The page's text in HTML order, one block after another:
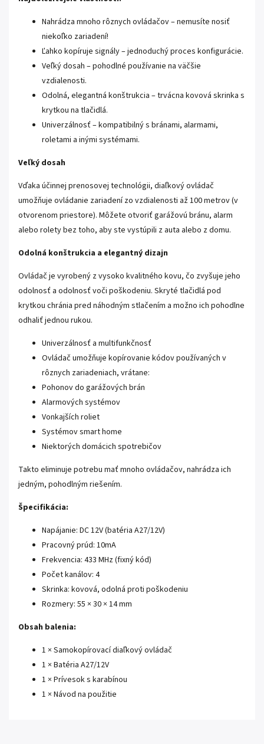
Nahrádza mnoho rôznych ovládačov – nemusíte nosiť
niekoľko zariadení!
Ľahko kopíruje signály – jednoduchý proces konfigurácie.
Veľký dosah – pohodlné používanie na väčšie
vzdialenosti.
Odolná, elegantná konštrukcia – trvácna kovová skrinka s
krytkou na tlačidlá.
Univerzálnosť – kompatibilný s bránami, alarmami,
roletami a inými systémami.
Veľký dosah
Vďaka účinnej prenosovej technológii, diaľkový ovládač
umožňuje ovládanie zariadení zo vzdialenosti až 100 metrov (v
otvorenom priestore). Môžete otvoriť garážovú bránu, alarm
alebo rolety bez toho, aby ste vystúpili z auta alebo z domu.
Odolná konštrukcia a elegantný dizajn
Ovládač je vyrobený z vysoko kvalitného kovu, čo zvyšuje jeho
odolnosť a odolnosť voči poškodeniu. Skryté tlačidlá pod
krytkou chránia pred náhodným stlačením a možno ich pohodlne
odhaliť jednou rukou.
Univerzálnosť a multifunkčnosť
Ovládač umožňuje kopírovanie kódov používaných v
rôznych zariadeniach, vrátane:
Pohonov do garážových brán
Alarmových systémov
Vonkajších roliet
Systémov smart home
Niektorých domácich spotrebičov
Takto eliminuje potrebu mať mnoho ovládačov, nahrádza ich
jedným, pohodlným riešením.
Špecifikácia:
Napájanie: DC 12V (batéria A27/12V)
Pracovný prúd: 10mA
Frekvencia: 433 MHz (fixný kód)
Počet kanálov: 4
Skrinka: kovová, odolná proti poškodeniu
Rozmery: 55 × 30 × 14 mm
Obsah balenia:
1 × Samokopírovací diaľkový ovládač
1 × Batéria A27/12V
1 × Prívesok s karabínou
1 × Návod na použitie